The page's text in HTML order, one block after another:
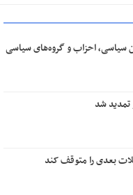
سیاسی، احزاب و گروه‌های سیاسی
تمدید شد
بعدی را متوقف کند